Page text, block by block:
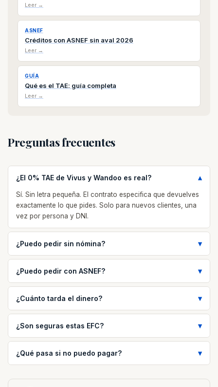
Leer →
ASNEF
Créditos con ASNEF sin aval 2026
Leer →
GUÍA
Qué es el TAE: guía completa
Leer →
Preguntas frecuentes
¿El 0% TAE de Vivus y Wandoo es real?
Sí. Sin letra pequeña. El contrato especifica que devuelves
exactamente lo que pides. Solo para nuevos clientes, una
vez por persona y DNI.
¿Puedo pedir sin nómina?
¿Puedo pedir con ASNEF?
¿Cuánto tarda el dinero?
¿Son seguras estas EFC?
¿Qué pasa si no puedo pagar?